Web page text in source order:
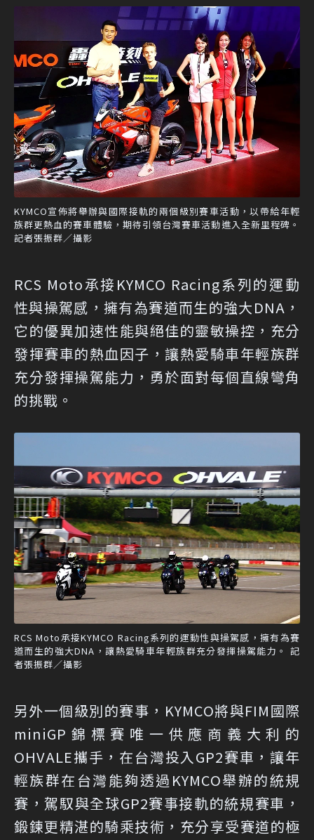
KYMCO宣佈將舉辦與國際接軌的兩個級別賽車活動，以帶給年輕
族群更熱血的賽車體驗，期待引領台灣賽車活動進入全新里程碑。
記者張振群／攝影
RCS Moto承接KYMCO Racing系列的運動
性與操駕感，擁有為賽道而生的強大DNA，
它的優異加速性能與絕佳的靈敏操控，充分
發揮賽車的熱血因子，讓熱愛騎車年輕族群
充分發揮操駕能力，勇於面對每個直線彎角
的挑戰。
RCS Moto承接KYMCO Racing系列的運動性與操駕感，擁有為賽
道而生的強大DNA，讓熱愛騎車年輕族群充分發揮操駕能力。 記
者張振群／攝影
另外一個級別的賽事，KYMCO將與FIM國際
miniGP錦標賽唯一供應商義大利的
OHVALE攜手，在台灣投入GP2賽車，讓年
輕族群在台灣能夠透過KYMCO舉辦的統規
賽，駕馭與全球GP2賽事接軌的統規賽車，
鍛鍊更精湛的騎乘技術，充分享受賽道的極